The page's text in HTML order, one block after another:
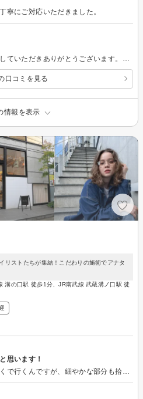
寧にご対応いただきました。
口コミを見る
情報を表示
リストたちが集結！こだわりの施術でアナタ
溝の口駅 徒歩1分、JR南武線 武蔵溝ノ口駅 徒
思います！